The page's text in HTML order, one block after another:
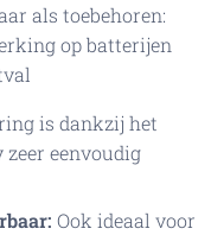
als toebehoren:
op batterijen
is dankzij het
eenvoudig
Ook ideaal voor